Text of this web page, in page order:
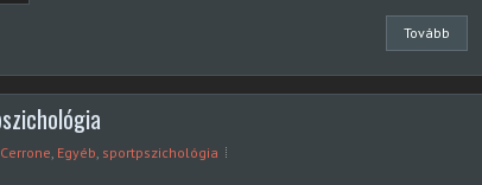
Tovább
, Egyéb, sportpszichológia